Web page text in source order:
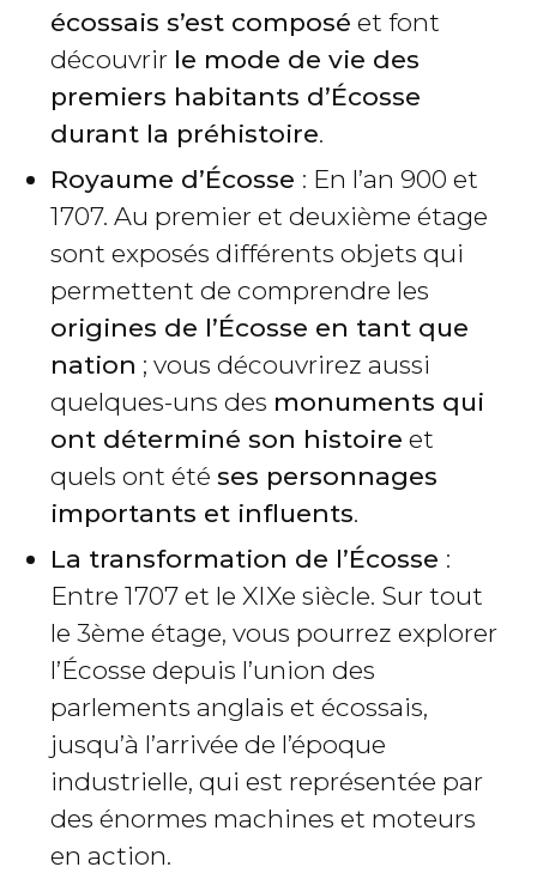
écossais s’est composé et font
découvrir le mode de vie des
premiers habitants d’Écosse
durant la préhistoire.
Royaume d’Écosse : En l’an 900 et
1707. Au premier et deuxième étage
sont exposés différents objets qui
permettent de comprendre les
origines de l’Écosse en tant que
nation ; vous découvrirez aussi
quelques-uns des monuments qui
ont déterminé son histoire et
quels ont été ses personnages
importants et influents.
La transformation de l’Écosse :
Entre 1707 et le XIXe siècle. Sur tout
le 3ème étage, vous pourrez explorer
l’Écosse depuis l’union des
parlements anglais et écossais,
jusqu’à l’arrivée de l’époque
industrielle, qui est représentée par
des énormes machines et moteurs
en action.